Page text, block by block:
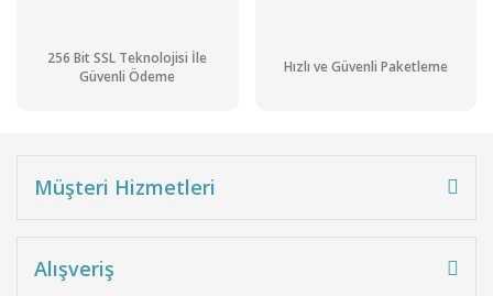
256 Bit SSL Teknolojisi İle
Güvenli Ödeme
Hızlı ve Güvenli Paketleme
Müşteri Hizmetleri
Alışveriş